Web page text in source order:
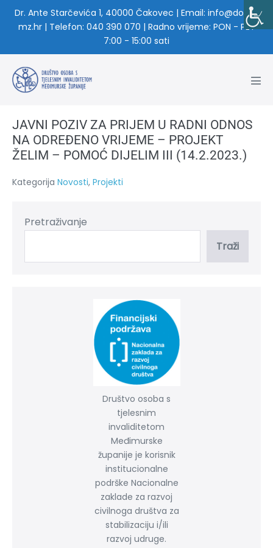
Dr. Ante Starčevića 1, 40000 Čakovec | Email: info@dosti-
mz.hr | Telefon: 040 390 070 | Radno vrijeme: PON - PET
7:00 - 15:00 sati
JAVNI POZIV ZA PRIJEM U RADNI ODNOS
NA ODREĐENO VRIJEME – PROJEKT
ŽELIM – POMOĆ DIJELIM III (14.2.2023.)
Kategorija Novosti, Projekti
Pretraživanje
Traži
Društvo osoba s
tjelesnim
invaliditetom
Međimurske
županije je korisnik
institucionalne
podrške Nacionalne
zaklade za razvoj
civilnoga društva za
stabilizaciju i/ili
razvoj udruge.